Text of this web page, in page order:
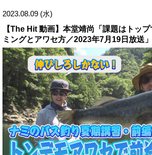
2023.08.09 (水)
【The Hit 動画】本堂靖尚「課題はトッ
ミングとアワセ方／2023年7月19日放送」